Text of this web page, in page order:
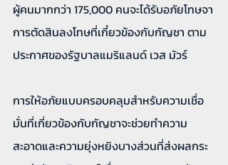
ผู้คนมากกว่า 175,000 คนจะได้รับอภัยโทษจา
การตัดสินลงโทษที่เกี๋ยวข้องกับกัญชา ตาม
ประกาศของรัฐบาลแมริแลนด์ เวส มัวร์
การให้อภัยแบบครอบคลุมสำหรับความเชื่อ
มั่นที่เกี่ยวข้องกับกัญชาจะช่วยทำความ
สะอาดและความยุ่งหยิงบางส่วนที่ส่งผลกระ